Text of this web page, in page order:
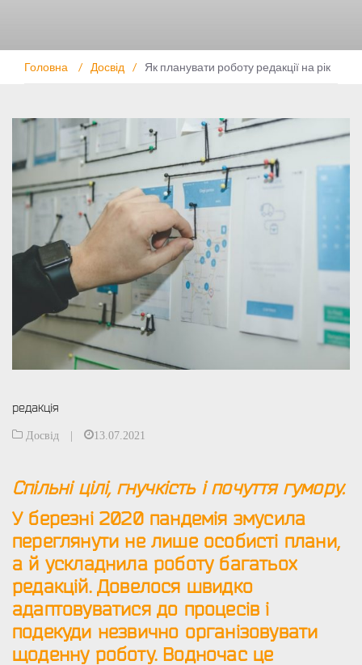
Головна / Досвід / Як планувати роботу редакції на рік
редакція
Досвід | 13.07.2021
Спільні цілі, гнучкість і почуття гумору.
У березні 2020 пандемія змусила
переглянути не лише особисті плани,
а й ускладнила роботу багатьох
редакцій. Довелося швидко
адаптовуватися до процесів і
подекуди незвично організовувати
щоденну роботу. Водночас це